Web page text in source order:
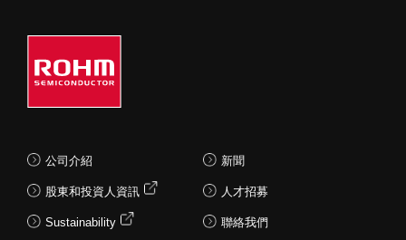
公司介紹
股東和投資人資訊
Sustainability
新聞
人才招募
聯絡我們